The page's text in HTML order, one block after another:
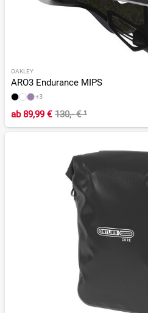
OAKLEY
ARO3 Endurance MIPS
+3
ab89,99 € 130,- €¹